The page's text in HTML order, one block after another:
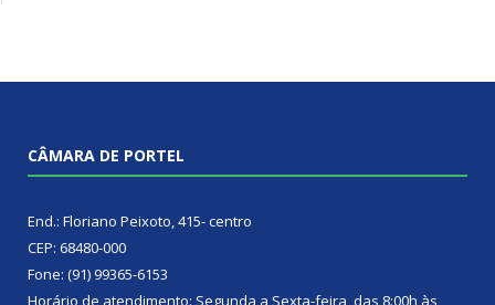
CÂMARA DE PORTEL
End.: Floriano Peixoto, 415- centro
CEP: 68480-000
Fone: (91) 99365-6153
Horário de atendimento: Segunda a Sexta-feira, das 8:00h às